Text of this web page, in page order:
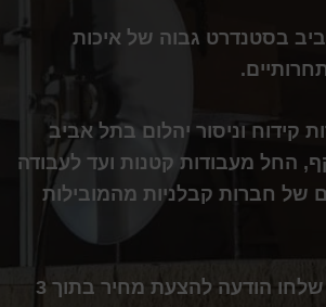
בסטנדרט גבוה של איכות
קידוח וניסור יהלום בתל אביב
החל מעבודות קטנות ועד לעבודה
של חברות קבלניות מהמובילות
התקשרו אלינו או שלחו הודעה להצעת מחיר בתוך 3